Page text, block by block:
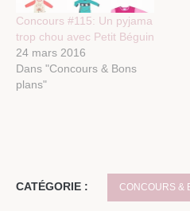
Concours #115: Un pyjama
trop chou avec Petit Béguin
24 mars 2016
Dans "Concours & Bons
plans"
CATÉGORIE : CONCOURS &